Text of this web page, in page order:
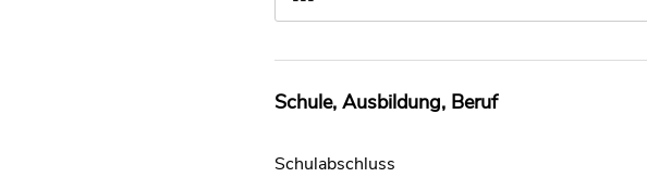
Schule, Ausbildung, Beruf
Schulabschluss